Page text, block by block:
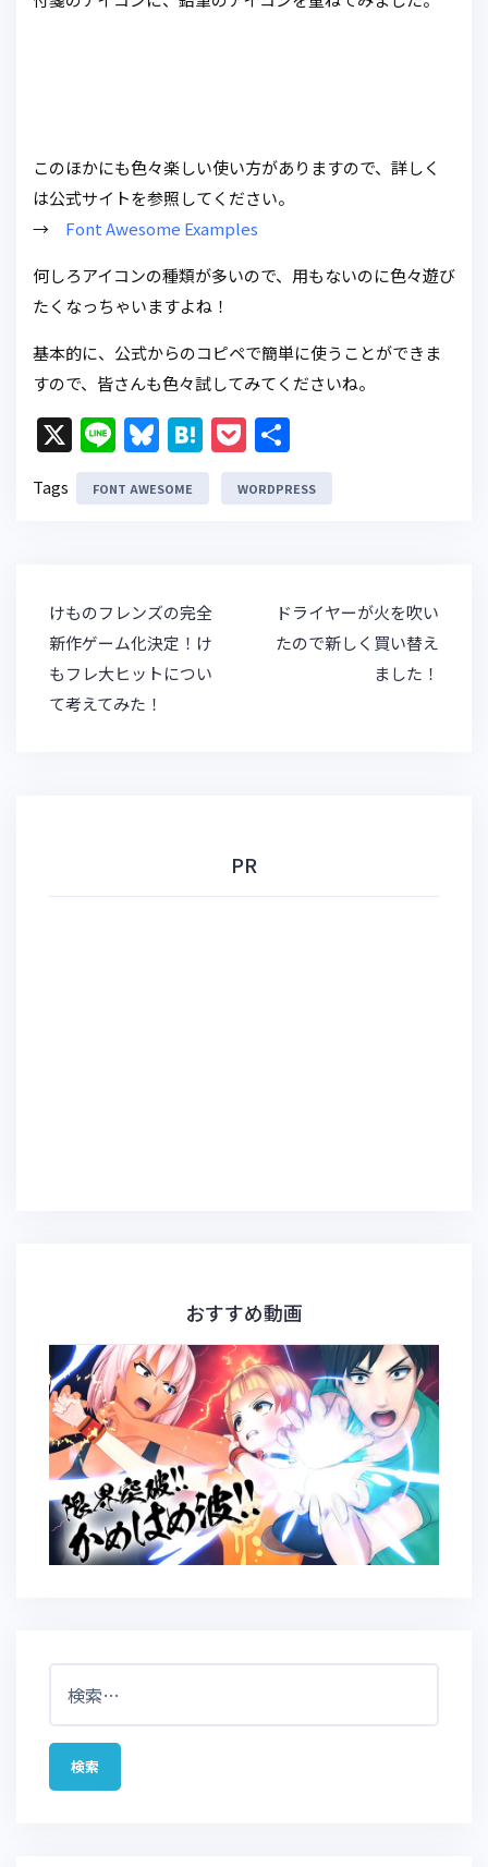
このほかにも色々楽しい使い方がありますので、詳しく
は公式サイトを参照してください。
→ Font Awesome Examples
何しろアイコンの種類が多いので、用もないのに色々遊び
たくなっちゃいますよね！
基本的に、公式からのコピペで簡単に使うことができま
すので、皆さんも色々試してみてくださいね。
X Li
n
e
Bl
u
e
y
H
at
e
P
o
c
有
Tags FONT AWESOME WORDPRESS
投
稿
ナ
ビ
ゲ
けものフレンズの完全
新作ゲーム化決定！け
もフレ大ヒットについ
て考えてみた！
ドライヤーが火を吹い
たので新しく買い替え
ました！
PR
おすすめ動画